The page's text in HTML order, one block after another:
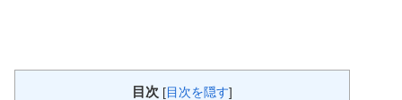
目次 [目次を隠す]